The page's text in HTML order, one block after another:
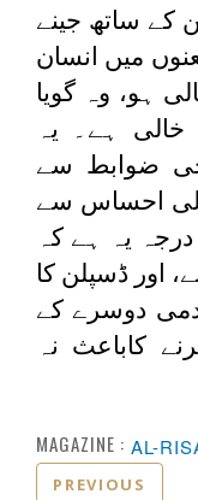
کے ساتھ جینے
میں انسان
ہو، وہ گویا
خالی ہے۔ یہ
ضوابط سے
احساس سے
درجہ یہ ہے کہ
اور ڈسپلن کا
دوسرے کے
کاباعث نہ
MAGAZINE : AL-
PREVIOUS